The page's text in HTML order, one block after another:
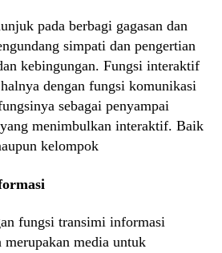
pada berbagi gagasan dan
simpati dan pengertian
kebingungan. Fungsi interaktif
dengan fungsi komunikasi
sebagai penyampai
menimbulkan interaktif. Baik
kelompok
fungsi transimi informasi
merupakan media untuk